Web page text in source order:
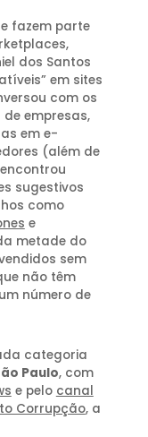
fazem parte
dos Santos
em sites
com os
empresas,
em e-
(além de
sugestivos
como
e
metade do
sem
não têm
número de
categoria
Paulo, com
e pelo canal
Corrupção, a